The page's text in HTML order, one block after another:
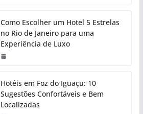
Como Escolher um Hotel 5 Estrelas
no Rio de Janeiro para uma
Experiência de Luxo
Hotéis em Foz do Iguaçu: 10
Sugestões Confortáveis e Bem
Localizadas